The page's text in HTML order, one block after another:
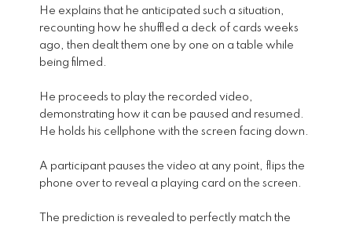
He explains that he anticipated such a situation,
recounting how he shuffled a deck of cards weeks
ago, then dealt them one by one on a table while
being filmed.
He proceeds to play the recorded video,
demonstrating how it can be paused and resumed.
He holds his cellphone with the screen facing down.
A participant pauses the video at any point, flips the
phone over to reveal a playing card on the screen.
The prediction is revealed to perfectly match the